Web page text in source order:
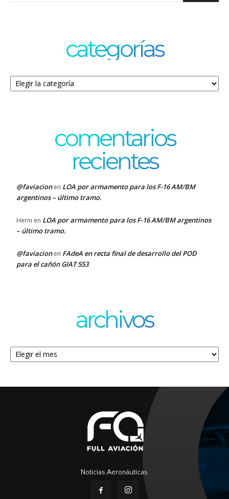
categorías
Categorías
comentarios
recientes
@faviacionen LOA por armamento para los F-16 AM/BM
argentinos – último tramo.
Herni en LOA por armamento para los F-16 AM/BM argentinos
– último tramo.
@faviacionen FAdeA en recta final de desarrollo del POD
para el cañón GIAT 553
archivos
Archivos
Noticias Aeronáuticas